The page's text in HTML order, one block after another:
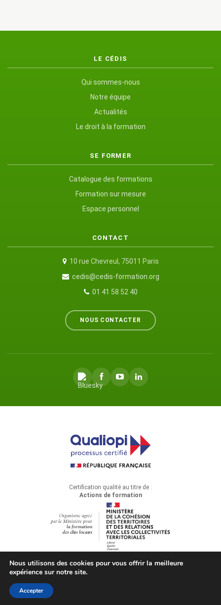
LE CÉDIS
Qui sommes-nous
Notre équipe
Actualités
Le droit à la formation
SE FORMER
Catalogue des formations
Formation sur mesure
Espace personnel
CONTACT
10 rue Chevreul, 75011 Paris
cedis@cedis-formation.org
01 41 58 52 40
NOUS CONTACTER
Certification qualité au titre de :
Actions de formation
© 2026 Cédis Formation — Tous droits réservés
Nous utilisons des cookies pour vous offrir la meilleure
expérience sur notre site.
Accepter